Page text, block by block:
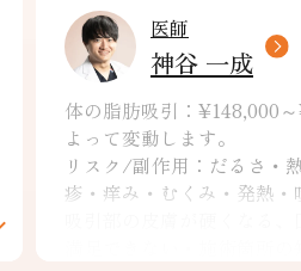
医師
神谷 一成
体の脂肪吸引：¥148,000
よって変動します。
リスク/副作用：だるさ・
疹・痒み・むくみ・発熱・
吸引部の皮膚が硬くなる、